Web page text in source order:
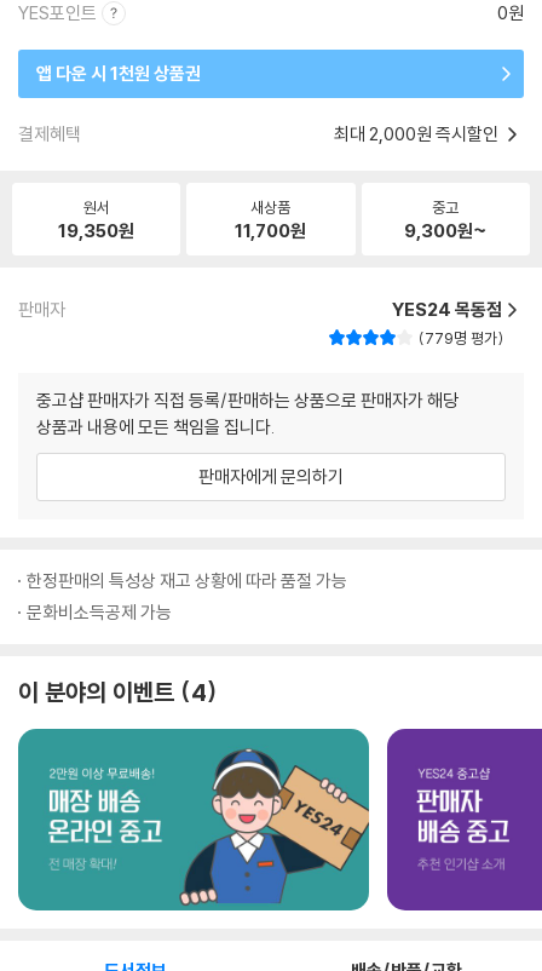
YES포인트 0원
앱 다운 시 1천원 상품권
결제혜택 최대 2,000원 즉시할인
원서
19,350원
새상품
11,700원
중고
9,300원~
판매자 YES24 목동점
779명 평가
중고샵 판매자가 직접 등록/판매하는 상품으로 판매자가 해당
상품과 내용에 모든 책임을 집니다.
판매자에게 문의하기
한정판매의 특성상 재고 상황에 따라 품절 가능
문화비소득공제 가능
이 분야의 이벤트 4